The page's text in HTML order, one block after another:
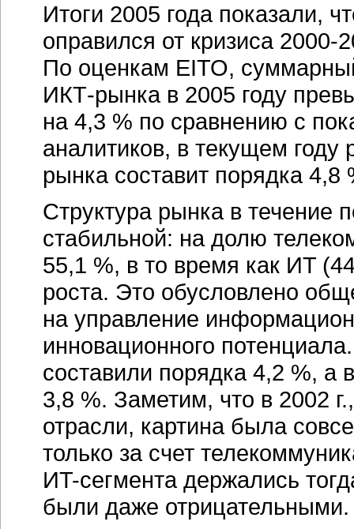
Итоги 2005 года показали,
оправился от кризиса 2000-
По оценкам EITO,
ИКТ-рынкав 2005 году
на 4,3 % по сравнению с
аналитиков, в текущем
рынка составит порядка 4,8
Структура рынка в течение
стабильной: на долю
55,1 %, в то время как ИT
роста. Это обусловлено
на управление
инновационного
составили порядка 4,2 %, а
3,8 %. Заметим, что в 2002
отрасли, картина была
только за счет
ИT-сегментадержались
были даже отрицательными.